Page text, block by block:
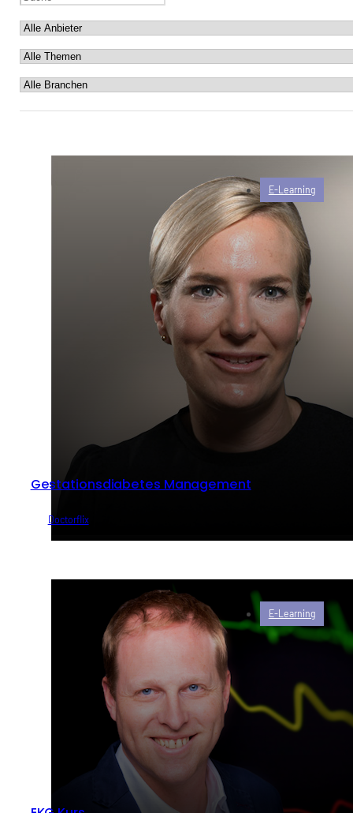
Gestationsdiabetes Management
Doctorflix
E-Learning
E-Learning